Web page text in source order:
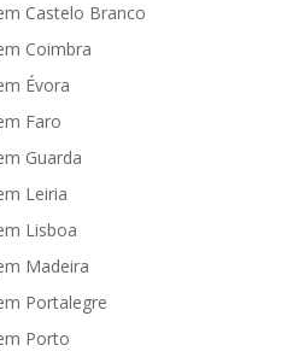
Castelo Branco
Coimbra
Évora
Faro
Guarda
Leiria
Lisboa
Madeira
Portalegre
Porto